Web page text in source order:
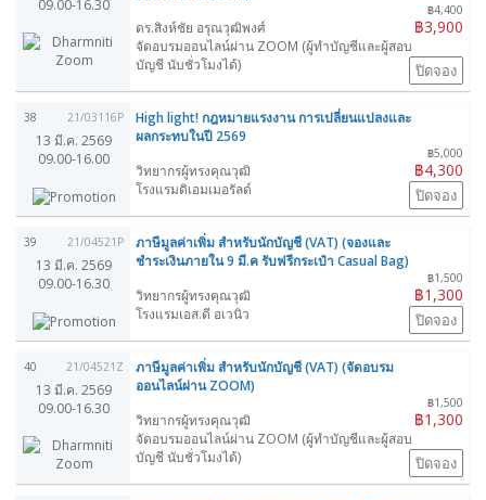
09.00-16.30
฿4,400
฿3,900
ดร.สิงห์ชัย อรุณวุฒิพงศ์
จัดอบรมออนไลน์ผ่าน ZOOM (ผู้ทำบัญชีและผู้สอบ
บัญชี นับชั่วโมงได้)
ปิดจอง
38 21/03116P
13 มี.ค. 2569
09.00-16.00
High light! กฎหมายแรงงาน การเปลี่ยนแปลงและ
ผลกระทบในปี 2569
฿5,000
฿4,300
วิทยากรผู้ทรงคุณวุฒิ
โรงแรมดิเอมเมอรัลด์
ปิดจอง
39 21/04521P
13 มี.ค. 2569
09.00-16.30
ภาษีมูลค่าเพิ่ม สำหรับนักบัญชี (VAT) (จองและ
ชำระเงินภายใน 9 มี.ค รับฟรีกระเป๋า Casual Bag)
฿1,500
฿1,300
วิทยากรผู้ทรงคุณวุฒิ
โรงแรมเอส.ดี อเวนิว
ปิดจอง
40 21/04521Z
13 มี.ค. 2569
09.00-16.30
ภาษีมูลค่าเพิ่ม สำหรับนักบัญชี (VAT) (จัดอบรม
ออนไลน์ผ่าน ZOOM)
฿1,500
฿1,300
วิทยากรผู้ทรงคุณวุฒิ
จัดอบรมออนไลน์ผ่าน ZOOM (ผู้ทำบัญชีและผู้สอบ
บัญชี นับชั่วโมงได้)
ปิดจอง